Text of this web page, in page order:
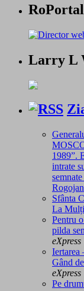
RoPortal
Larry L
1989”.
intrate
Sfânta
La
Pentru
pilda
eXpress
Iertarea
Gând
eXpress
Pe